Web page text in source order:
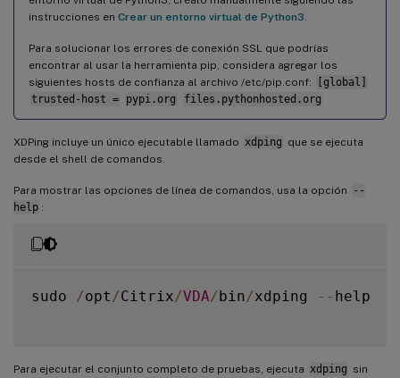
instrucciones en Crear un entorno virtual de Python3
Para solucionar los errores de conexión SSL que podrías
encontrar al usar la herramienta pip, considera agregar los
siguientes hosts de confianza al archivo /etc/pip.conf:
[global]
trusted-host =
pypi.org files.pythonhosted.org
XDPing incluye un único ejecutable llamado xdping que se ejecuta
desde el shell de comandos.
Para mostrar las opciones de línea de comandos, usa la opción
--
help :
sudo /opt /Citrix/VDA/bin/xdping -- help
Para ejecutar el conjunto completo de pruebas, ejecuta xdping sin